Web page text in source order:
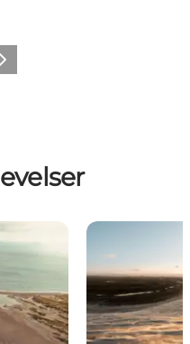
Råbjerg Mile